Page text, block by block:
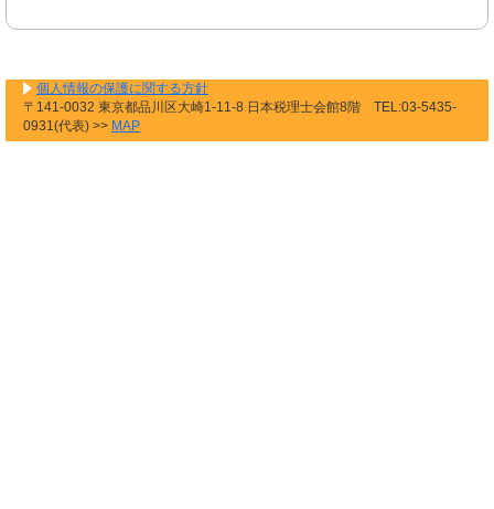
個人情報の保護に関する方針
〒141-0032 東京都品川区大崎1-11-8 日本税理士会館8階 TEL:03-5435-
0931(代表) >> MAP